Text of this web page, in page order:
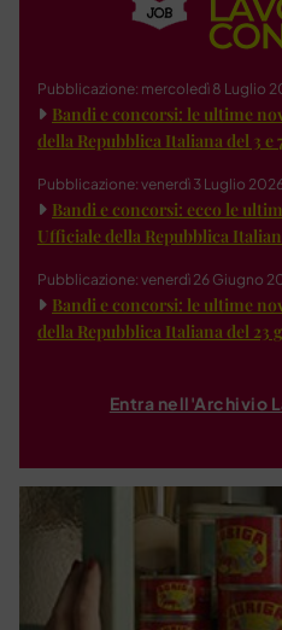
Pubblicazione: mercoledì 8 Luglio
Bandi e concorsi: le ultime
della Repubblica Italiana del 3 e
Pubblicazione: venerdì 3 Luglio
Bandi e concorsi: ecco le
Ufficiale della Repubblica
Pubblicazione: venerdì 26 Giugno
Bandi e concorsi: le ultime
della Repubblica Italiana del 23
Entra nell'Archivio